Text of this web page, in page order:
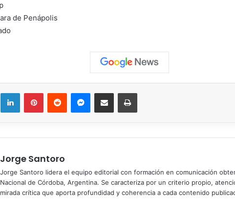
de Penápolis
LinkedInPinterestReddit MessengerCompartir vía correo electrónicoImprimir
Jorge Santoro
Jorge Santoro lidera el equipo editorial con formación en comunicación
Nacional de Córdoba, Argentina. Se caracteriza por un criterio propio,
mirada crítica que aporta profundidad y coherencia a cada contenido